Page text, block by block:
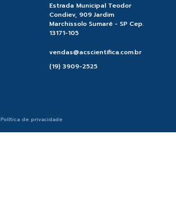
Estrada Municipal Teodor
Condiev, 909 Jardim
Marchissolo Sumaré - SP Cep.
13171-105
vendas@acscientifica.com.br
(19) 3909-2525
Política de privacidade